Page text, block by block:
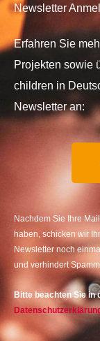
Newsletter
Erfahren Sie
Projekten sowie
children in
Newsletter an:
Nachdem Sie Ihre
haben, schicken wir
Newsletter noch
und verhindert
Bitte beachten Sie in